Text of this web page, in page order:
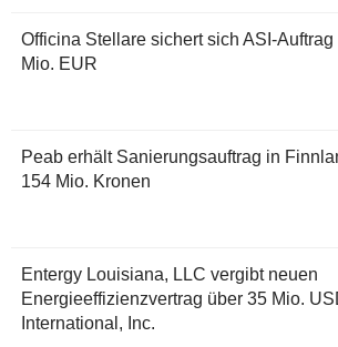
Officina Stellare sichert sich ASI-
Mio. EUR
Peab erhält Sanierungsauftrag in
154 Mio. Kronen
Entergy Louisiana, LLC vergibt neuen
Energieeffizienzvertrag über 35 Mio.
International, Inc.